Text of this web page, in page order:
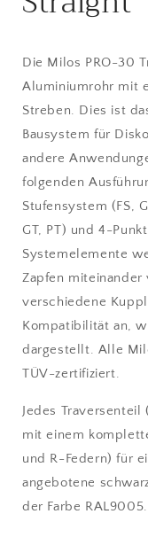
Die Milos PRO-30
Aluminiumrohr mit
Streben. Dies ist
Bausystem für
andere
folgenden
Stufensystem (FS,
GT, PT) und 4-
Systemelemente
Zapfen
verschiedene
Kompatibilität an,
dargestellt. Alle
TÜV-zertifiziert.
Jedes
mit einem
und R-Federn) für
angebotene
der Farbe RAL9005.